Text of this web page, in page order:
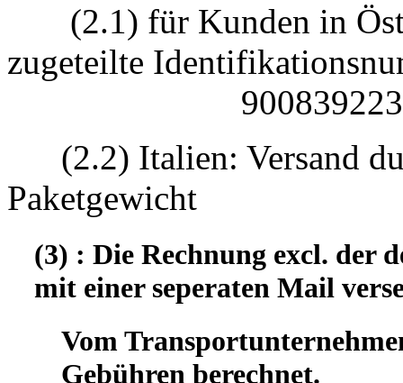
(2.1) für Kunden in
zugeteilte
(2.2) Italien: Versand
Paketgewicht
(3) : Die Rechnung excl. der
mit einer seperaten Mail
Vom
Gebühren berechnet.